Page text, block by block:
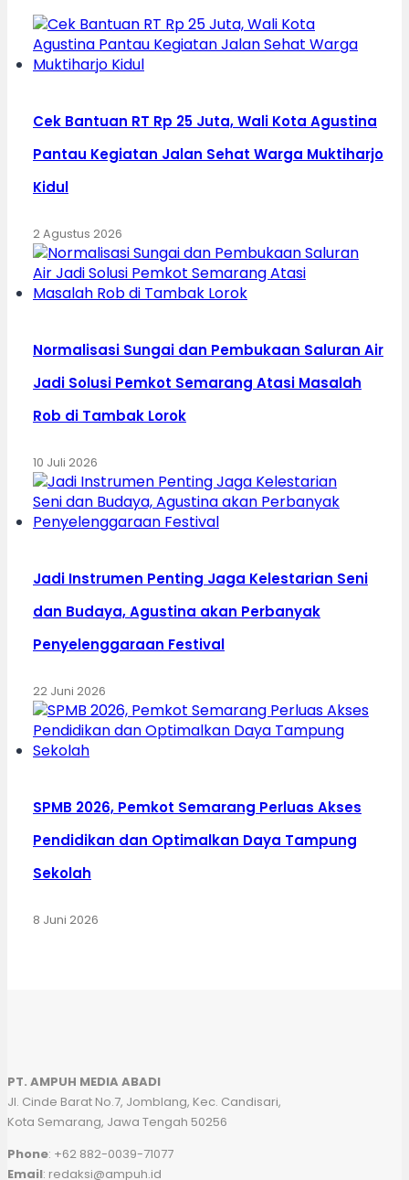
Cek Bantuan RT Rp 25 Juta, Wali Kota Agustina
Pantau Kegiatan Jalan Sehat Warga Muktiharjo
Kidul
2 Agustus 2026
Normalisasi Sungai dan Pembukaan Saluran Air
Jadi Solusi Pemkot Semarang Atasi Masalah
Rob di Tambak Lorok
10 Juli 2026
Jadi Instrumen Penting Jaga Kelestarian Seni
dan Budaya, Agustina akan Perbanyak
Penyelenggaraan Festival
22 Juni 2026
SPMB 2026, Pemkot Semarang Perluas Akses
Pendidikan dan Optimalkan Daya Tampung
Sekolah
8 Juni 2026
PT. AMPUH MEDIA ABADI
Jl. Cinde Barat No.7, Jomblang, Kec. Candisari,
Kota Semarang, Jawa Tengah 50256
Phone: +62 882-0039-71077
Email: redaksi@ampuh.id